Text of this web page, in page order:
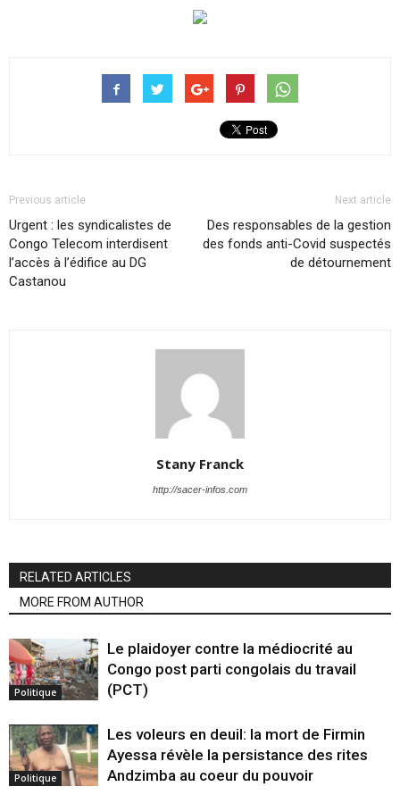
Previous article
Urgent : les syndicalistes de
Congo Telecom interdisent
l’accès à l’édifice au DG
Castanou
Next article
Des responsables de la gestion
des fonds anti-Covid suspectés
de détournement
Stany Franck
http://sacer-infos.com
RELATED ARTICLES
MORE FROM AUTHOR
Politique
Le plaidoyer contre la médiocrité au
Congo post parti congolais du travail
(PCT)
Politique
Les voleurs en deuil: la mort de Firmin
Ayessa révèle la persistance des rites
Andzimba au coeur du pouvoir